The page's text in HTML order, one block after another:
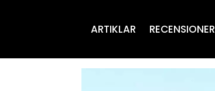
ARTIKLAR RECENSIONER